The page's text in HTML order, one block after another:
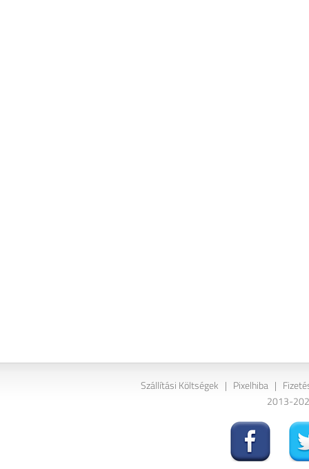
Szállítási Költségek | Pixelhiba |
2013-